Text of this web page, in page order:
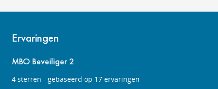
Ervaringen
MBO Beveiliger 2
4 sterren - gebaseerd op 17 ervaringen